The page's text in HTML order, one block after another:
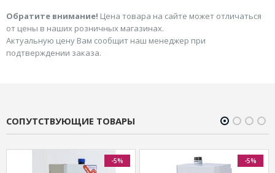
Обратите внимание! Цена товара на сайте может отличаться
от цены в наших розничных магазинах.
Актуальную цену Вам сообщит наш менеджер при
подтверждении заказа.
СОПУТСТВУЮЩИЕ ТОВАРЫ
-5% -5%